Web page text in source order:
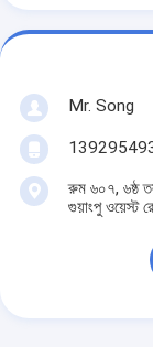
Mr. Song
রুম ৬০৭, ৬ষ্ঠ
গুয়াংপু ওয়েস্ট